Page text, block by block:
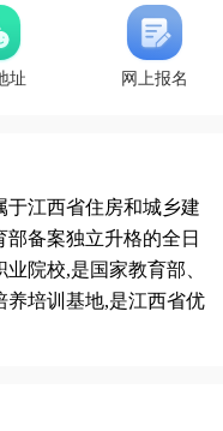
址 网上报名
于江西省住房和城乡建
备案独立升格的全日
院校,是国家教育部、
养培训基地,是江西省优